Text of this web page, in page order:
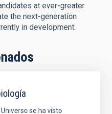
at ever-greater
the next-generation
in development.
se ha visto